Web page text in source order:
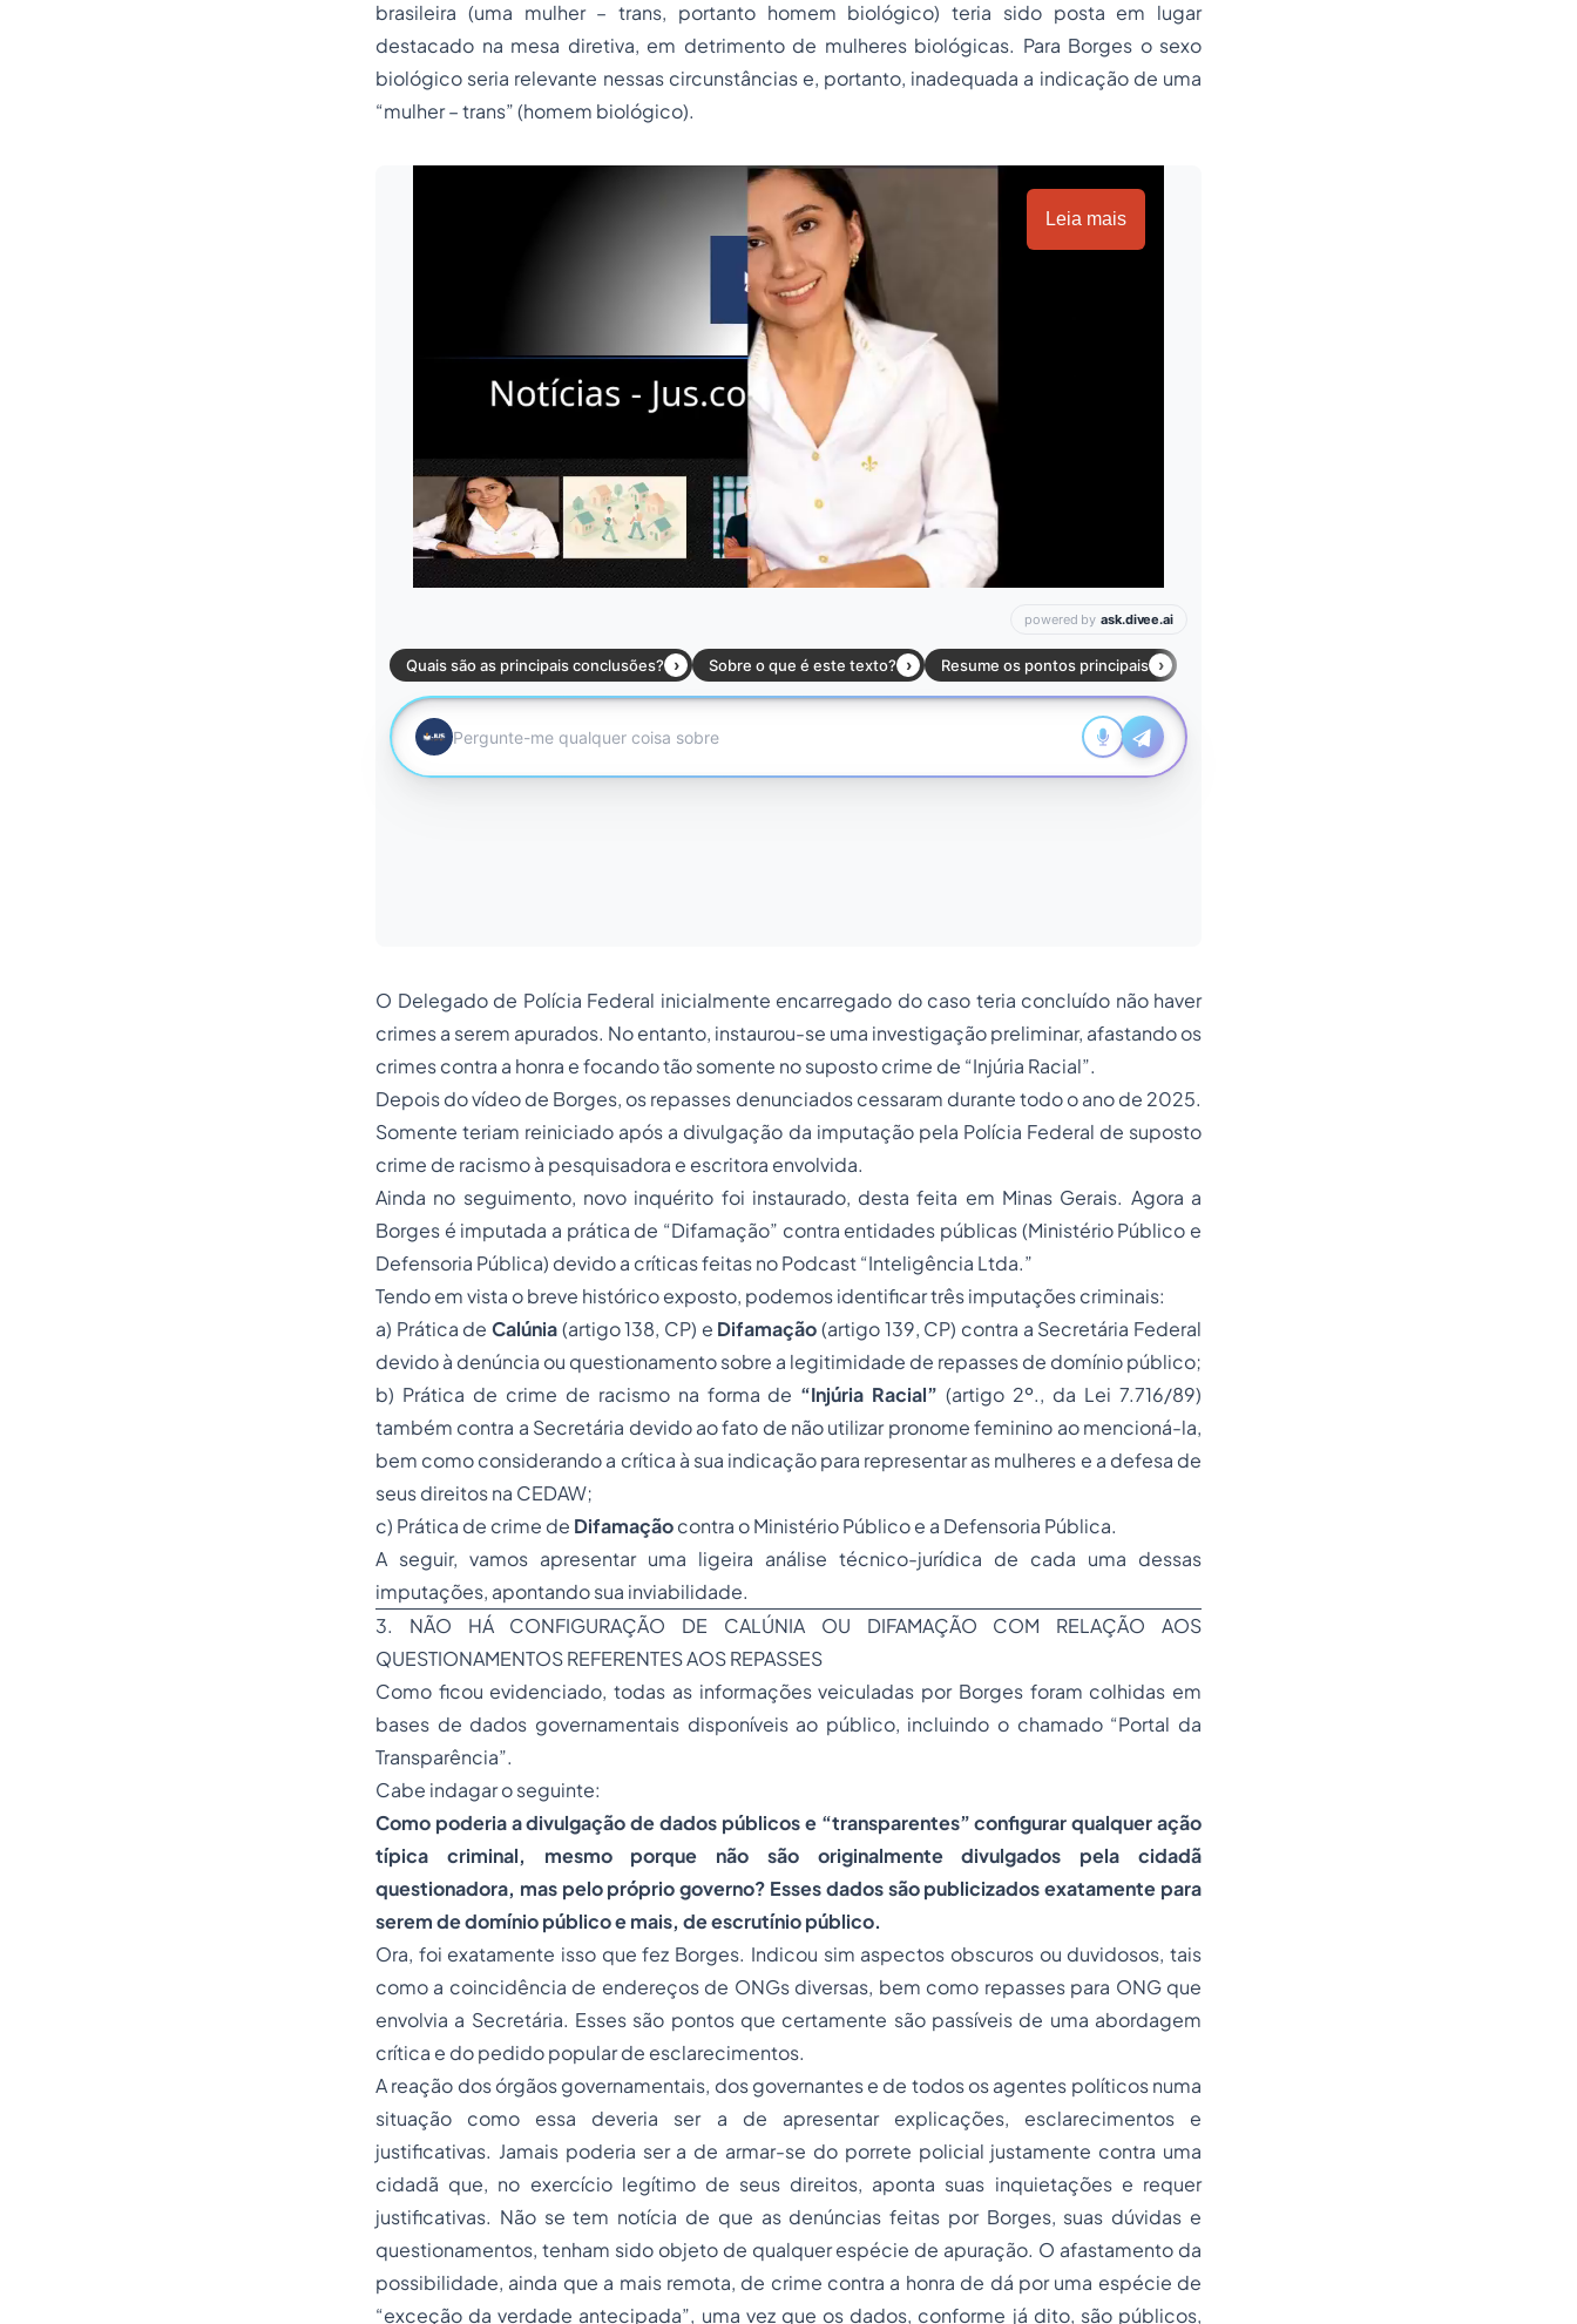
brasileira (uma mulher – trans, portanto homem biológico) teria sido posta em lugar
destacado na mesa diretiva, em detrimento de mulheres biológicas. Para Borges o sexo
biológico seria relevante nessas circunstâncias e, portanto, inadequada a indicação de uma
“mulher – trans” (homem biológico).
Leia mais
O Delegado de Polícia Federal inicialmente encarregado do caso teria concluído não haver
crimes a serem apurados. No entanto, instaurou-se uma investigação preliminar, afastando os
crimes contra a honra e focando tão somente no suposto crime de “Injúria Racial”.
Depois do vídeo de Borges, os repasses denunciados cessaram durante todo o ano de 2025.
Somente teriam reiniciado após a divulgação da imputação pela Polícia Federal de suposto
crime de racismo à pesquisadora e escritora envolvida.
Ainda no seguimento, novo inquérito foi instaurado, desta feita em Minas Gerais. Agora a
Borges é imputada a prática de “Difamação” contra entidades públicas (Ministério Público e
Defensoria Pública) devido a críticas feitas no Podcast “Inteligência Ltda.”
Tendo em vista o breve histórico exposto, podemos identificar três imputações criminais:
a) Prática de Calúnia(artigo 138, CP) e Difamação(artigo 139, CP) contra a Secretária Federal
devido à denúncia ou questionamento sobre a legitimidade de repasses de domínio público;
b) Prática de crime de racismo na forma de “Injúria Racial” (artigo 2º., da Lei 7.716/89)
também contra a Secretária devido ao fato de não utilizar pronome feminino ao mencioná-la,
bem como considerando a crítica à sua indicação para representar as mulheres e a defesa de
seus direitos na CEDAW;
c) Prática de crime de Difamaçãocontra o Ministério Público e a Defensoria Pública.
A seguir, vamos apresentar uma ligeira análise técnico-jurídica de cada uma dessas
imputações, apontando sua inviabilidade.
3. NÃO HÁ CONFIGURAÇÃO DE CALÚNIA OU DIFAMAÇÃO COM RELAÇÃO AOS
QUESTIONAMENTOS REFERENTES AOS REPASSES
Como ficou evidenciado, todas as informações veiculadas por Borges foram colhidas em
bases de dados governamentais disponíveis ao público, incluindo o chamado “Portal da
Transparência”.
Cabe indagar o seguinte:
Como poderia a divulgação de dados públicos e “transparentes” configurar qualquer ação
típica criminal, mesmo porque não são originalmente divulgados pela cidadã
questionadora, mas pelo próprio governo? Esses dados são publicizados exatamente para
serem de domínio público e mais, de escrutínio público.
Ora, foi exatamente isso que fez Borges. Indicou sim aspectos obscuros ou duvidosos, tais
como a coincidência de endereços de ONGs diversas, bem como repasses para ONG que
envolvia a Secretária. Esses são pontos que certamente são passíveis de uma abordagem
crítica e do pedido popular de esclarecimentos.
A reação dos órgãos governamentais, dos governantes e de todos os agentes políticos numa
situação como essa deveria ser a de apresentar explicações, esclarecimentos e
justificativas. Jamais poderia ser a de armar-se do porrete policial justamente contra uma
cidadã que, no exercício legítimo de seus direitos, aponta suas inquietações e requer
justificativas. Não se tem notícia de que as denúncias feitas por Borges, suas dúvidas e
questionamentos, tenham sido objeto de qualquer espécie de apuração. O afastamento da
possibilidade, ainda que a mais remota, de crime contra a honra de dá por uma espécie de
“exceção da verdade antecipada”, uma vez que os dados, conforme já dito, são públicos,